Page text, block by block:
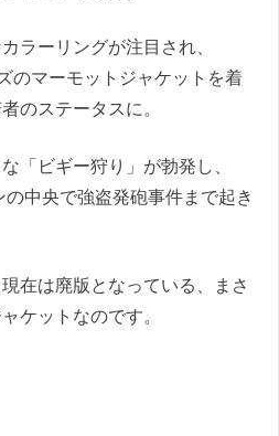
ラーリングが注目され、
のマーモットジャケットを着
のステータスに。
「ビギー狩り」が勃発し、
中央で強盗発砲事件まで起き
在は廃版となっている、まさ
ケットなのです。